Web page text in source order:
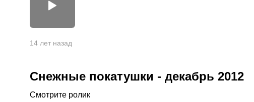
14 лет назад
Снежные покатушки - декабрь 2012
Смотрите ролик